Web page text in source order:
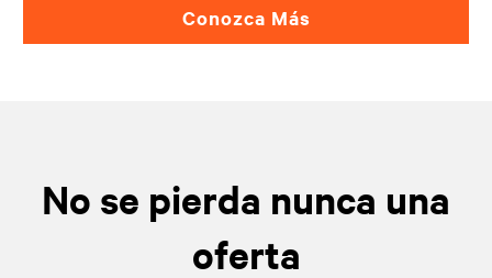
Conozca Más
No se pierda nunca una
oferta